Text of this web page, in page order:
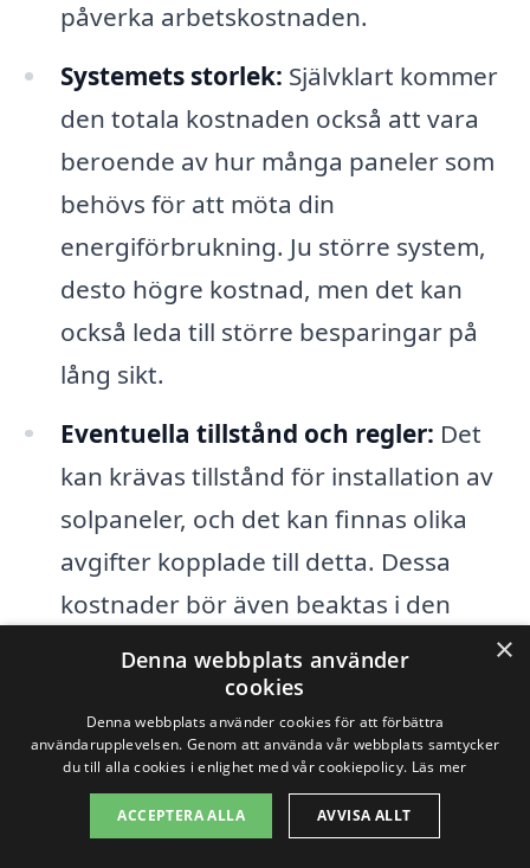
påverka arbetskostnaden.
Systemets storlek: Självklart kommer
den totala kostnaden också att vara
beroende av hur många paneler som
behövs för att möta din
energiförbrukning. Ju större system,
desto högre kostnad, men det kan
också leda till större besparingar på
lång sikt.
Eventuella tillstånd och regler: Det
kan krävas tillstånd för installation av
solpaneler, och det kan finnas olika
avgifter kopplade till detta. Dessa
kostnader bör även beaktas i den
totala budgeten.
Bidrag och skattefördelar:
också viktigt att undersöka eventuella
bidrag eller skattefördelar som kan
vara tillgängliga i Vänersborg. Dessa
×
Denna webbplats använder
cookies
Denna webbplats använder cookies för att förbättra
användarupplevelsen. Genom att använda vår webbplats samtycker
du till alla cookies i enlighet med vår cookiepolicy. Läs mer
ACCEPTERA ALLA AVVISA ALLT